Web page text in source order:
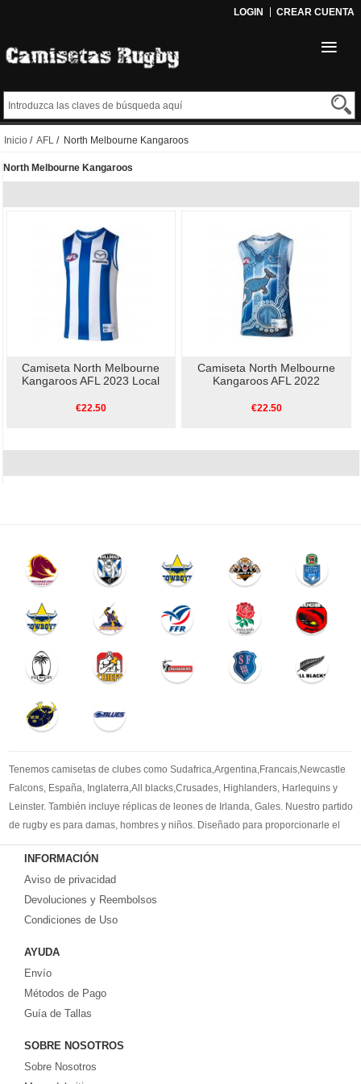
LOGIN CREAR CUENTA
Inicio / AFL / North Melbourne Kangaroos
North Melbourne Kangaroos
Camiseta North Melbourne
Kangaroos AFL 2023 Local
€22.50
Camiseta North Melbourne
Kangaroos AFL 2022
€22.50
Tenemos camisetas de clubes como Sudafrica,Argentina,Francais,Newcastle
Falcons, España, Inglaterra,All blacks,Crusades, Highlanders, Harlequins y
Leinster. También incluye réplicas de leones de Irlanda, Gales. Nuestro partido
de rugby es para damas, hombres y niños. Diseñado para proporcionarle el
mejor kit de rugby para satisfacer sus necesidades. Bienvenido a comprar la
camisetas de rugby replicas
INFORMACIÓN
Aviso de privacidad
Devoluciones y Reembolsos
Condiciones de Uso
AYUDA
Envío
Métodos de Pago
Guía de Tallas
SOBRE NOSOTROS
Sobre Nosotros